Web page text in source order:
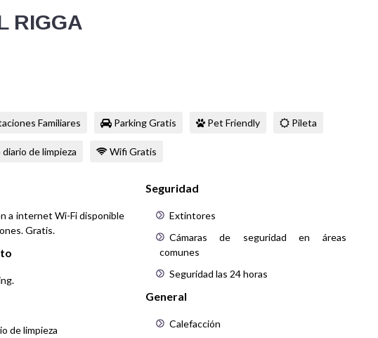
RIGGA
Familiares Parking Gratis Pet Friendly Pileta
de limpieza Wifi Gratis
a internet Wi-Fi disponible
Gratis.
de limpieza
Seguridad
Extintores
Cámaras de seguridad en áreas
comunes
Seguridad las 24 horas
General
Calefacción